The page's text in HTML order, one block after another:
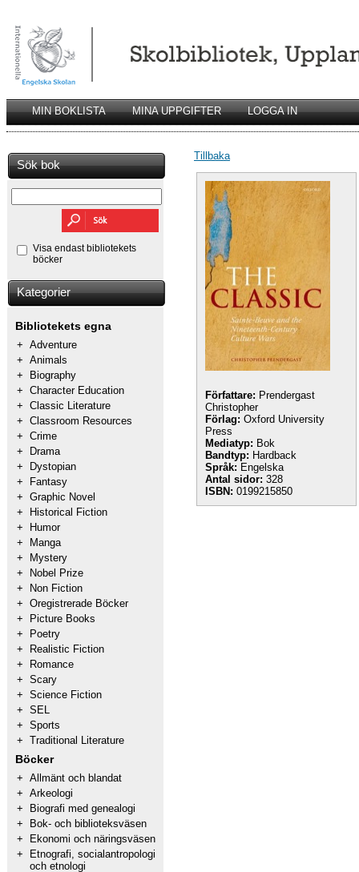
MIN BOKLISTA MINA UPPGIFTER LOGGA IN
Sök bok
Visa endast bibliotekets
böcker
Kategorier
Bibliotekets egna
+ Adventure
+ Animals
+
Biography
+ Character Education
+ Classic Literature
+ Classroom Resources
+ Crime
+
Drama
+
Dystopian
+
Fantasy
+ Graphic Novel
+
Historical Fiction
+
Humor
+
Manga
+
Mystery
+
Nobel Prize
+
Non Fiction
+ Oregistrerade Böcker
+
Picture Books
+
Poetry
+
Realistic Fiction
+
Romance
+ Scary
+ Science Fiction
+ SEL
+ Sports
+ Traditional Literature
Böcker
+ Allmänt och blandat
+ Arkeologi
+
Biografi med genealogi
+
Bok- och biblioteksväsen
+
Ekonomi och näringsväsen
+
Etnografi, socialantropologi
och etnologi
Tillbaka
Författare: Prendergast
Christopher
Förlag: Oxford University
Press
Mediatyp: Bok
Bandtyp: Hardback
Språk: Engelska
Antal sidor: 328
ISBN: 0199215850